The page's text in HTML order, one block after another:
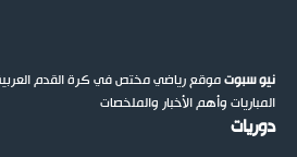
نيو سبوتموقع رياضي مختص في كرة القدم
المباريات وأهم الأخبار والملخصات
دوريات